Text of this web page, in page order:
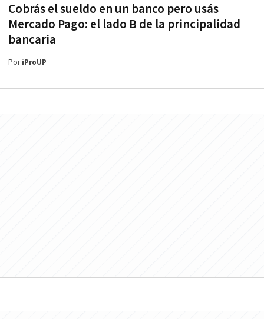
Cobrás el sueldo en un banco pero usás
Mercado Pago: el lado B de la principalidad
bancaria
PoriProUP